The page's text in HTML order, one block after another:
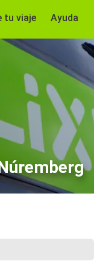
tu viaje Ayuda